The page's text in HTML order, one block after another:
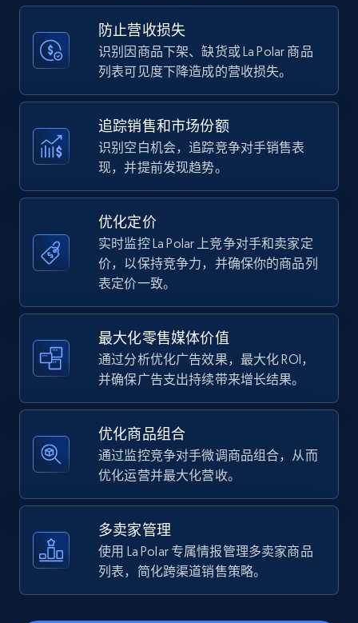
price, Currency, Availability, Reviews count, and
more.
35.3K+ 5.7K+ 立即开始
Amazon Reviews
URL, Product name, Product rating, Product
rating object, Product rating max, Rating,
Author name, Asin, and more.
7.4K+ 870+
Walmart - products
URL, Final price, Sku, Currency, Gtin,
more.
5.6K+ 875+ 立即开始
Walmart - products - Find new products by
using specific category URL
URL, Final price, Sku, Currency, Gtin,
Specifications, Image urls, Top reviews, and
防止营收损失
识别因商品下架、缺货或 La Polar 商品
列表可见度下降造成的营收损失。
追踪销售和市场份额
识别空白机会，追踪竞争对手销售表
现，并提前发现趋势。
优化定价
实时监控 La Polar 上竞争对手和卖家定
价，以保持竞争力，并确保你的商品列
表定价一致。
最大化零售媒体价值
通过分析优化广告效果，最大化 ROI，
并确保广告支出持续带来增长结果。
优化商品组合
通过监控竞争对手微调商品组合，从而
优化运营并最大化营收。
多卖家管理
使用 La Polar 专属情报管理多卖家商品
列表，简化跨渠道销售策略。